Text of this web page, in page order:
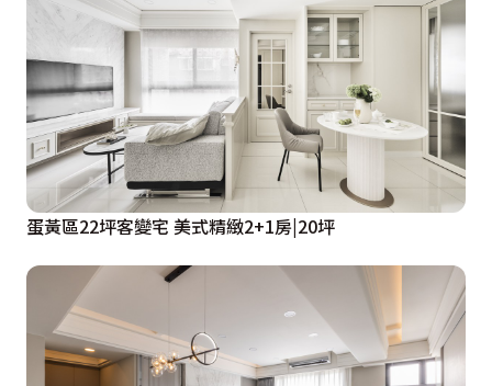
蛋黃區22坪客變宅 美式精緻2+1房|20坪